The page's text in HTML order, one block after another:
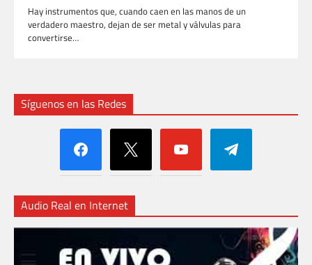
Hay instrumentos que, cuando caen en las manos de un
verdadero maestro, dejan de ser metal y válvulas para
convertirse…
Síguenos en las Redes
facebook x youtube telegram
Audio Real en Internet